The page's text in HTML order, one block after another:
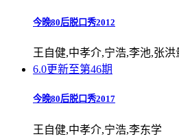
今晚80后脱口秀2012
王自健,中孝介,宁浩,李池,张洪
6.0更新至第46期
今晚80后脱口秀2017
王自健,中孝介,宁浩,李东学